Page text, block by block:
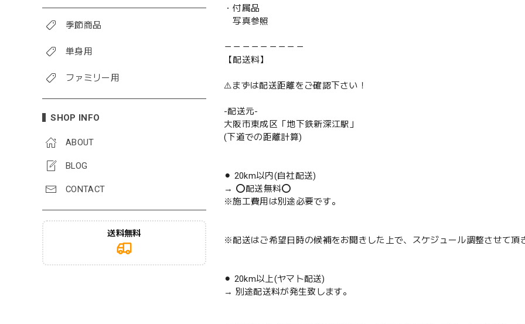
季節商品
単身用
ファミリー用
SHOP INFO
ABOUT
BLOG
CONTACT
送料無料
・付属品
写真参照
－－－－－－－－－
【配送料】
⚠️まずは配送距離をご確認下さい！
-配送元-
大阪市東成区「地下鉄新深江駅」
(下道での距離計算)
⚫︎ 20km以内(自社配送)
→ ⭕️配送無料⭕️
※施工費用は別途必要です。
※配送はご希望日時の候補をお聞きした上で、スケジュール調整させて頂
⚫︎ 20km以上(ヤマト配送)
→ 別途配送料が発生致します。